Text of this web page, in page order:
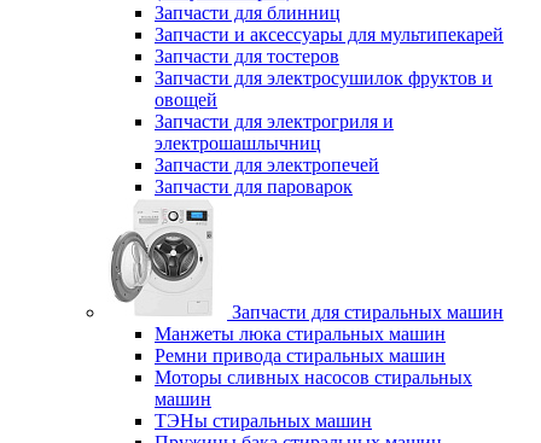
Запчасти для блинниц
Запчасти и аксессуары для мультипекарей
Запчасти для тостеров
Запчасти для электросушилок фруктов и
овощей
Запчасти для электрогриля и
электрошашлычниц
Запчасти для электропечей
Запчасти для пароварок
Запчасти для стиральных машин
Манжеты люка стиральных машин
Ремни привода стиральных машин
Моторы сливных насосов стиральных
машин
ТЭНы стиральных машин